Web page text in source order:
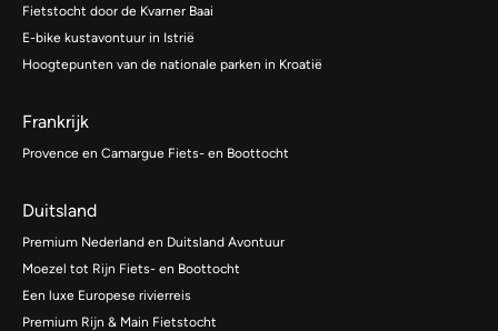
Fietstocht door de Kvarner Baai
E-bike kustavontuur in Istrië
Hoogtepunten van de nationale parken in Kroatië
Frankrijk
Provence en Camargue Fiets- en Boottocht
Duitsland
Premium Nederland en Duitsland Avontuur
Moezel tot Rijn Fiets- en Boottocht
Een luxe Europese rivierreis
Premium Rijn & Main Fietstocht